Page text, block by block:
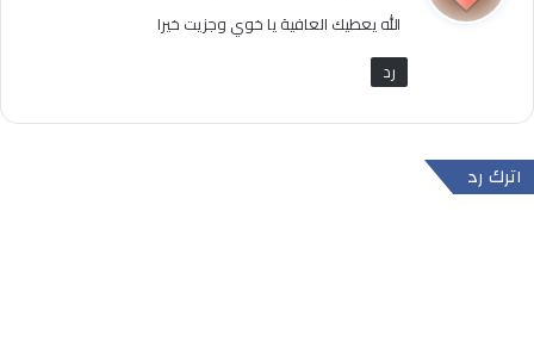
ل
الله يعطيك العافية يا خوي وجزيت خيرا
رد
اترك رد